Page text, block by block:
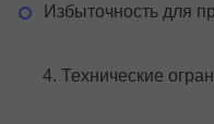
Избыточность для
Технические